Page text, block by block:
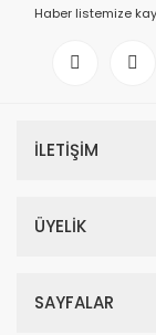
Haber listemize
İLETİŞİM
ÜYELİK
SAYFALAR